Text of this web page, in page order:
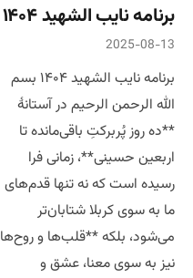
برنامه نایب الشهید ۱۴۰۴
2025-08-13
برنامه نایب الشهید ۱۴۰۴ بسم
الله الرحمن الرحیم در آستانهٔ
**ده روز پُربرکتِ باقی‌مانده تا
اربعین حسینی**، زمانی فرا
رسیده است که نه تنها قدم‌های
ما به سوی کربلا شتابان‌تر
می‌شود، بلکه **قلب‌ها و روح‌ها
نیز به سوی معنا، عشق و